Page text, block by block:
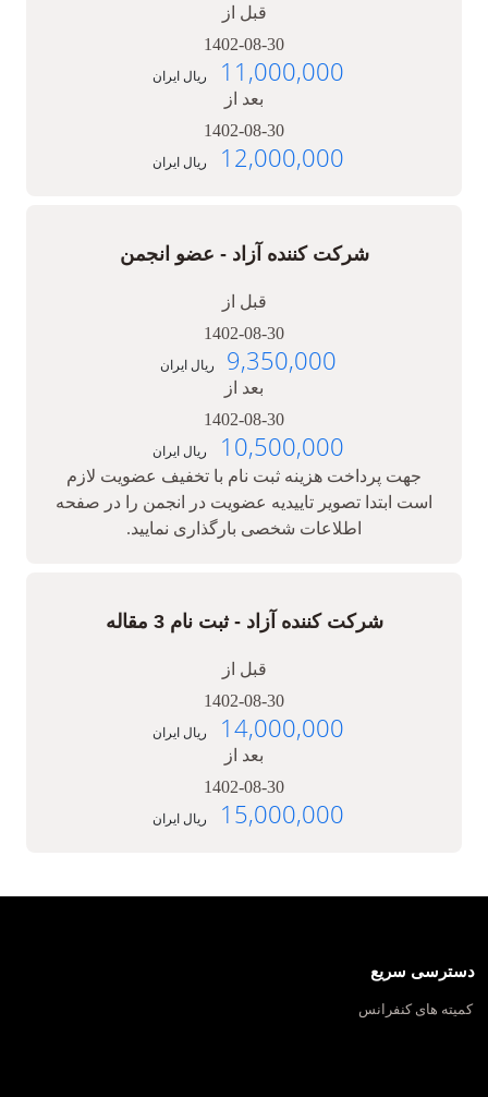
قبل از
1402-08-30
11,000,000 ریال ایران
بعد از
1402-08-30
12,000,000 ریال ایران
شرکت کننده آزاد - عضو انجمن
قبل از
1402-08-30
9,350,000 ریال ایران
بعد از
1402-08-30
10,500,000 ریال ایران
جهت پرداخت هزینه ثبت نام با تخفیف عضویت لازم
است ابتدا تصویر تاییدیه عضویت در انجمن را در صفحه
اطلاعات شخصی بارگذاری نمایید.
شرکت کننده آزاد - ثبت نام 3 مقاله
قبل از
1402-08-30
14,000,000 ریال ایران
بعد از
1402-08-30
15,000,000 ریال ایران
دسترسی سریع
کمیته های کنفرانس